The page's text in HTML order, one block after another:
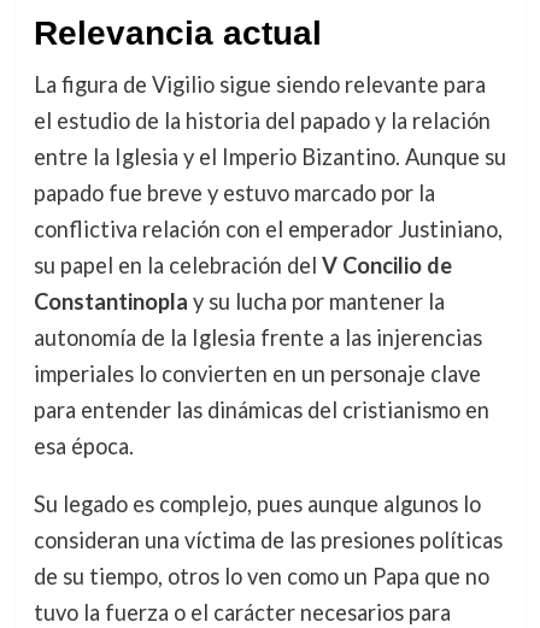
Relevancia actual
La figura de Vigilio sigue siendo relevante para
el estudio de la historia del papado y la relación
entre la Iglesia y el Imperio Bizantino. Aunque su
papado fue breve y estuvo marcado por la
conflictiva relación con el emperador Justiniano,
su papel en la celebración del V Concilio de
Constantinopla y su lucha por mantener la
autonomía de la Iglesia frente a las injerencias
imperiales lo convierten en un personaje clave
para entender las dinámicas del cristianismo en
esa época.
Su legado es complejo, pues aunque algunos lo
consideran una víctima de las presiones políticas
de su tiempo, otros lo ven como un Papa que no
tuvo la fuerza o el carácter necesarios para